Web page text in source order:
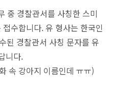
중 경찰관서를 사칭한 스미
수합니다. 유 형사는 한국인
된 경찰관서 사칭 문자를 유
니다.
속 강아지 이름인데 ㅠㅠ)